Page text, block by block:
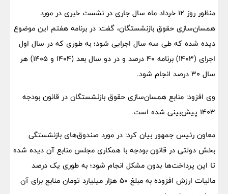
منظور روز ۱۲ خرداد ماه سال جاری در نشست خبری در مورد
همسان‌سازی حقوق بازنشستگان، گفت: در برنامه هفتم این موضوع
دیده شده که طی سه سال اجرایی شود؛ به طوری که در سال اول
اجرای (۱۴۰۳) برنامه ۴۰ درصد و در دو سال بعد (۱۴۰۴ و ۱۴۰۵) هر
سال ۳۰ درصد انجام شود.
وی افزود: منابع همسان‌سازی حقوق بازنشستگان در قانون بودجه
۱۴۰۳ پیش‌بینی شده است.
معاون رئیس جمهور بیان کرد: در مورد صندوق‌های بازنشستگی
بخش دولتی در قانون بودجه با همکاری مجلس منابع آن دیده شده
تا این پرداخت‌ها بدون مشکل انجام شود؛ به طوری یک درصد
مالیات ارزش افزوده به مبلغ ۵۰ هزار میلیارد تومان منابع برای آن